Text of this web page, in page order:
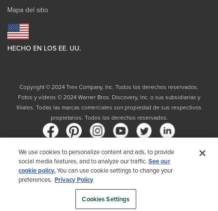
Mapa del sitio
HECHO EN LOS EE. UU.
Copyright © 2024 Trex Company, Inc. Todos los derechos reservados.
Fotos y vídeos © 2024 Warner Bros. Discovery, Inc. o sus subsidiarias y
filiales. Todas las marcas comerciales son propiedad de sus respectivos
propietarios. Todos los derechos reservados.
País
Al elegir su país, reconoce que ha leído la Política de privacidad de Trex
We use cookies to personalize content and ads, to provide
social media features, and to analyze our traffic.See our
cookie policy.You can use cookie settings to change your
preferences. Privacy Policy
Cookies Settings